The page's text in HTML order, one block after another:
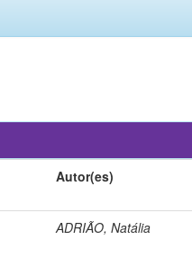
Autor(es)
ADRIÃO, Natália